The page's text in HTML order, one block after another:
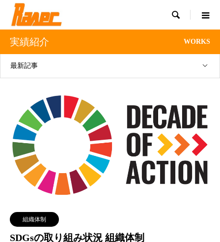

実績紹介 WORKS
最新記事
組織体制
SDGsの取り組み状況 組織体制